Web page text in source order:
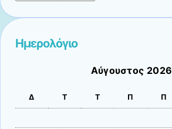
Ημερολόγιο
Αύγουστος 2026
Δ Τ Τ Π Π